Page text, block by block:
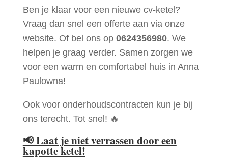
Ben je klaar voor een nieuwe cv-ketel?
Vraag dan snel een offerte aan via onze
website. Of bel ons op 0624356980. We
helpen je graag verder. Samen zorgen we
voor een warm en comfortabel huis in Anna
Paulowna!
Ook voor onderhoudscontracten kun je bij
ons terecht. Tot snel! 🔥
📢Laat je niet verrassen door een
kapotte ketel!